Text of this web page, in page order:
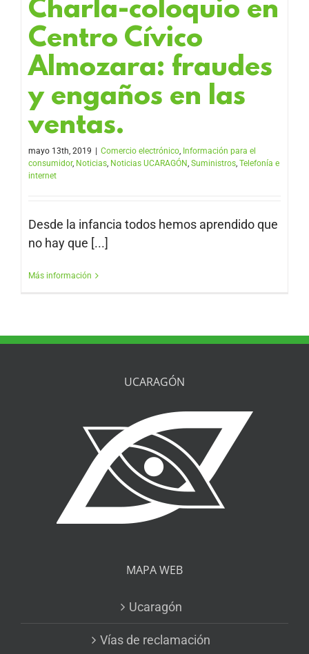
Charla-coloquio en
Centro Cívico
Almozara: fraudes
y engaños en las
ventas.
mayo 13th, 2019 | Comercio electrónico Información para el
consumidor, Noticias Noticias UCARAGÓN Suministros Telefonía e
internet
Desde la infancia todos hemos aprendido que
no hay que [...]
Más información
UCARAGÓN
MAPA WEB
Ucaragón
Vías de reclamación